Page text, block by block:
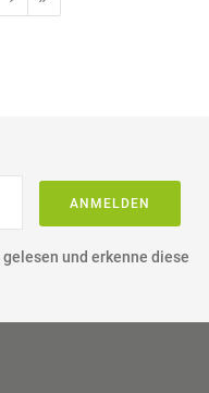
ANMELDEN
gelesen und erkenne diese